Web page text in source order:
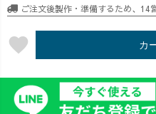
ご注文後製作・準備するため、14
favorite カ